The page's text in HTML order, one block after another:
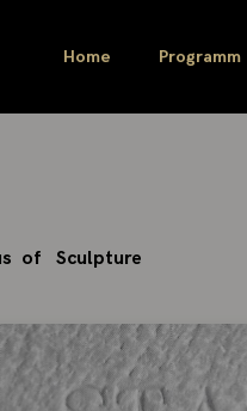
Home Programm
of Sculpture